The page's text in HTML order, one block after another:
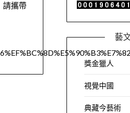
請攜帶
藝
獎金獵人
視覺中國
典藏今藝術